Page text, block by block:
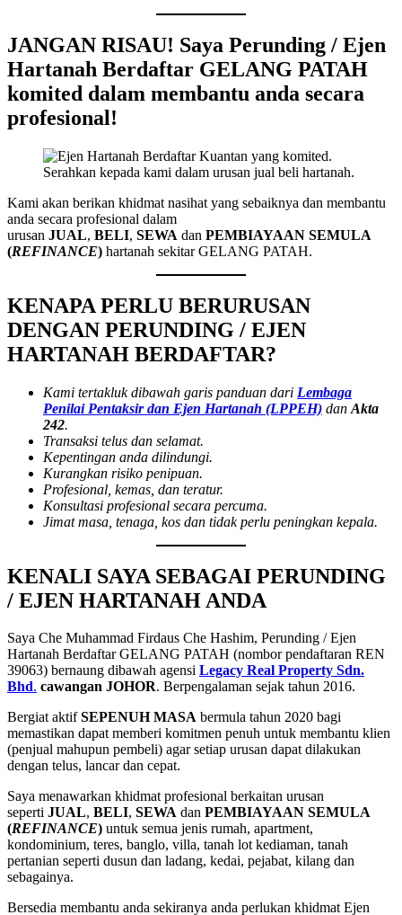
JANGAN RISAU! Saya Perunding / Ejen
Hartanah Berdaftar GELANG PATAH
komited dalam membantu anda secara
profesional!
Serahkan kepada kami dalam urusan jual beli hartanah.
Kami akan berikan khidmat nasihat yang sebaiknya dan membantu
anda secara profesional dalam
urusan JUAL, BELI, SEWA dan PEMBIAYAAN SEMULA
(REFINANCE) hartanah sekitar GELANG PATAH.
KENAPA PERLU BERURUSAN
DENGAN PERUNDING / EJEN
HARTANAH BERDAFTAR?
Kami tertakluk dibawah garis panduan dari Lembaga
Penilai Pentaksir dan Ejen Hartanah (LPPEH) dan Akta
242.
Transaksi telus dan selamat.
Kepentingan anda dilindungi.
Kurangkan risiko penipuan.
Profesional, kemas, dan teratur.
Konsultasi profesional secara percuma.
Jimat masa, tenaga, kos dan tidak perlu peningkan kepala.
KENALI SAYA SEBAGAI PERUNDING
/ EJEN HARTANAH ANDA
Saya Che Muhammad Firdaus Che Hashim, Perunding / Ejen
Hartanah Berdaftar GELANG PATAH (nombor pendaftaran REN
39063) bernaung dibawah agensi Legacy Real Property Sdn.
Bhd. cawangan JOHOR. Berpengalaman sejak tahun 2016.
Bergiat aktifSEPENUH MASA bermula tahun 2020 bagi
memastikan dapat memberi komitmen penuh untuk membantu klien
(penjual mahupun pembeli) agar setiap urusan dapat dilakukan
dengan telus, lancar dan cepat.
Saya menawarkan khidmat profesional berkaitan urusan
seperti JUAL, BELI, SEWA dan PEMBIAYAAN SEMULA
(REFINANCE) untuk semua jenis rumah, apartment,
kondominium, teres, banglo, villa, tanah lot kediaman, tanah
pertanian seperti dusun dan ladang, kedai, pejabat, kilang dan
sebagainya.
Bersedia membantu anda sekiranya anda perlukan khidmat Ejen